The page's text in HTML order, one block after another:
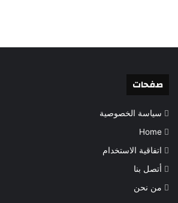
صفحات
سياسة الخصوصية
Home
اتفاقية الاستخدام
أتصل بنا
من نحن